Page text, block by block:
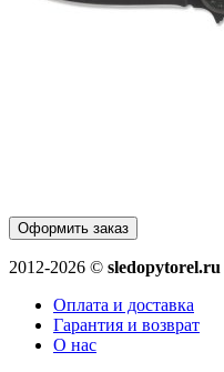
Оформить заказ
2012-2026 © sledopytorel.ru
Оплата и доставка
Гарантия и возврат
О нас